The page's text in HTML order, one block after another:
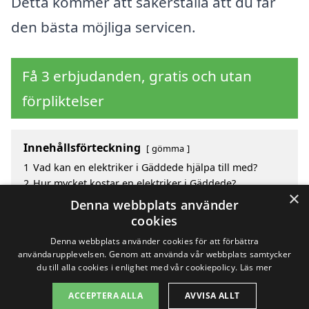
den bästa möjliga servicen.
Få 3 erbjudanden, gratis och utan
förpliktelser
Innehållsförteckning gömma
1 Vad kan en elektriker i Gäddede hjälpa till med?
2 Hur mycket kostar en elektriker i Gäddede?
Fördelar med att välja elektriker i Gäddede
Sök efter en skicklig elektriker i de omgivande
Copyright 2026 - Pilanto Aps
×
Denna webbplats använder
cookies
Denna webbplats använder cookies för att förbättra
användarupplevelsen. Genom att använda vår webbplats samtycker
du till alla cookies i enlighet med vår cookiepolicy. Läs mer
ACCEPTERA ALLA AVVISA ALLT